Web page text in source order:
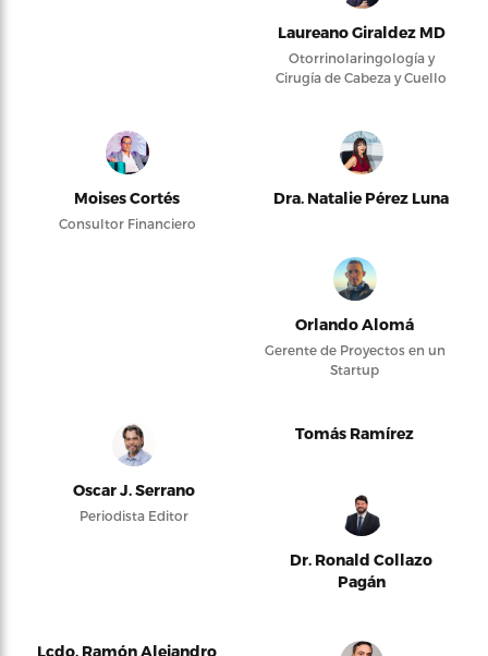
Laureano Giraldez MD
Otorrinolaringología y
Cirugía de Cabeza y Cuello
Moises Cortés
Consultor Financiero
Dra. Natalie Pérez Luna
Orlando Alomá
Gerente de Proyectos en un
Startup
Oscar J. Serrano
Periodista Editor
Tomás Ramírez
Dr. Ronald Collazo
Pagán
Lcdo. Ramón Alejandro